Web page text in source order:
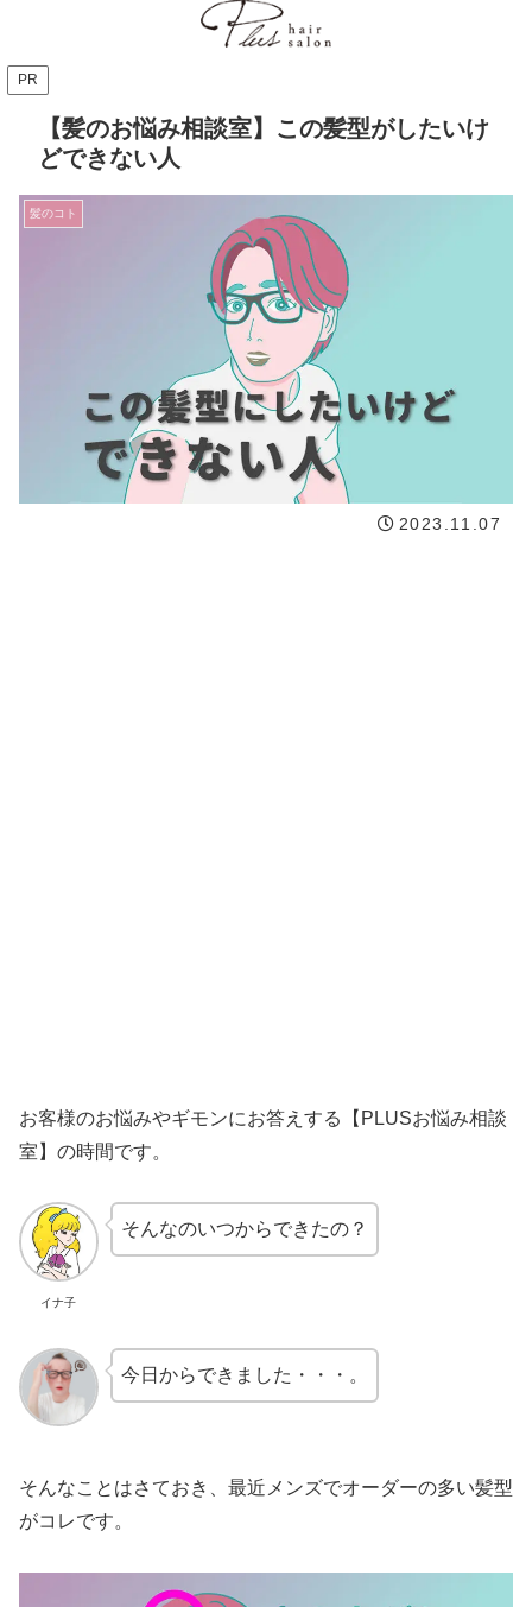
PR
【髪のお悩み相談室】この髪型がしたいけ
どできない人
髪のコト
2023.11.07
お客様のお悩みやギモンにお答えする【PLUSお悩み相談
室】の時間です。
イナ子
そんなのいつからできたの？
今日からできました・・・。
そんなことはさておき、最近メンズでオーダーの多い髪型
がコレです。